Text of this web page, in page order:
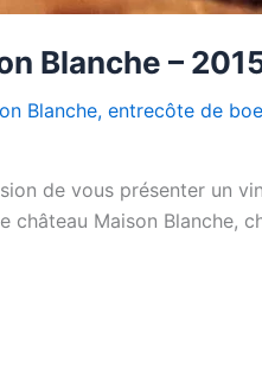
Blanche –
Blanche, entrecôte de
de vous présenter un
Maison Blanche,